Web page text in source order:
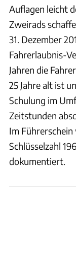
Auflagen leicht
Zweirads
31. Dezember
Fahrerlaubnis-
Jahren die
25 Jahre alt ist
Schulung im
Zeitstunden
Im
Schlüsselzahl
dokumentiert.